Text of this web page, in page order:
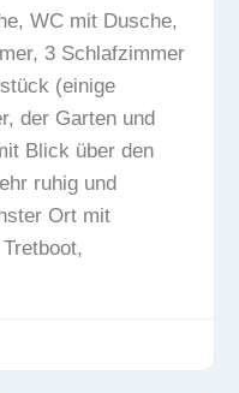
WC mit Dusche,
3 Schlafzimmer
(einige
der Garten und
Blick über den
ruhig und
Ort mit